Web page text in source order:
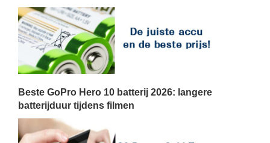
Beste GoPro Hero 10 batterij 2026: langere
batterijduur tijdens filmen